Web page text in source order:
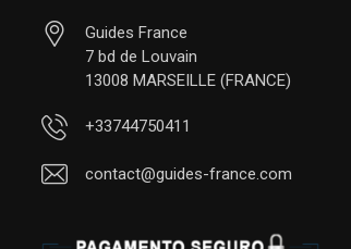
Guides France
7 bd de Louvain
13008 MARSEILLE (FRANCE)
+33744750411
contact@guides-france.com